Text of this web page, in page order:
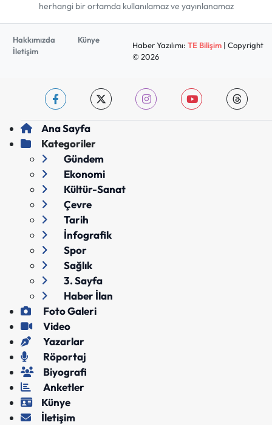
herhangi bir ortamda kullanılamaz ve yayınlanamaz
Hakkımızda
Künye
İletişim
Haber Yazılımı: TE Bilişim| Copyright
© 2026
Ana Sayfa
Kategoriler
Gündem
Ekonomi
Kültür-Sanat
Çevre
Tarih
İnfografik
Spor
Sağlık
3. Sayfa
Haber İlan
Foto Galeri
Video
Yazarlar
Röportaj
Biyografi
Anketler
Künye
İletişim